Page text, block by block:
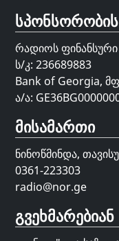
რადიოს ფინანსური
ს/კ: 236689883
Bank of Georgia,
ა/ა:
მისამართი
ნინოწმინდა,
0361-223303
radio@nor.ge
გვეხმარებიან